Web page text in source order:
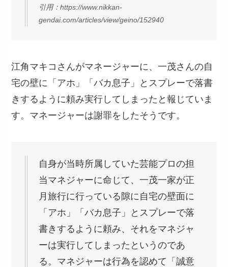
引用：https://www.nikkan-
gendai.com/articles/view/geino/152940
江角マキコさんがマネージャーに、一茂さんの自
宅の壁に「アホ」「バカ息子」とスプレーで落書
きするように頼み実行してしまったと報じていま
す。マネージャーは謝罪をしたそうです。
自身が当時所属していた芸能プロの担
当マネジャーに命じて、一茂一家が正
月旅行に行っている隙に自宅の壁面に
「アホ」「バカ息子」とスプレーで落
書きするように頼み、それをマネジャ
ーは実行してしまったというのであ
る。マネジャーは行為を認めて「誠意